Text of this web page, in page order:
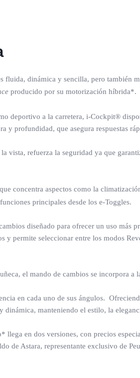
fluida, dinámica y sencilla, pero
producido por su motorización híbrida*.
deportivo a la carretera, i-Cockpit®
profundidad, que asegura respuestas
refuerza la seguridad ya que
concentra aspectos como la
principales desde los e-Toggles.
diseñado para ofrecer un uso más
permite seleccionar entre los modos
el mando de cambios se incorpora
en cada uno de sus ángulos.
manteniendo el estilo, la
en dos versiones, con precios
de Astara, representante exclusivo de